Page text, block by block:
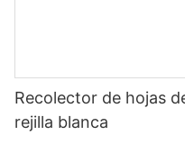
Recolector de hojas
rejilla blanca